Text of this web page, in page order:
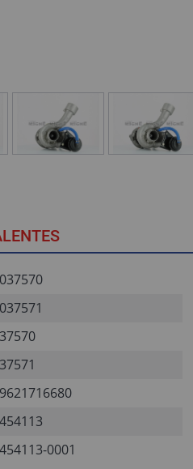
037570
037571
37570
37571
9621716680
454113
454113-0001